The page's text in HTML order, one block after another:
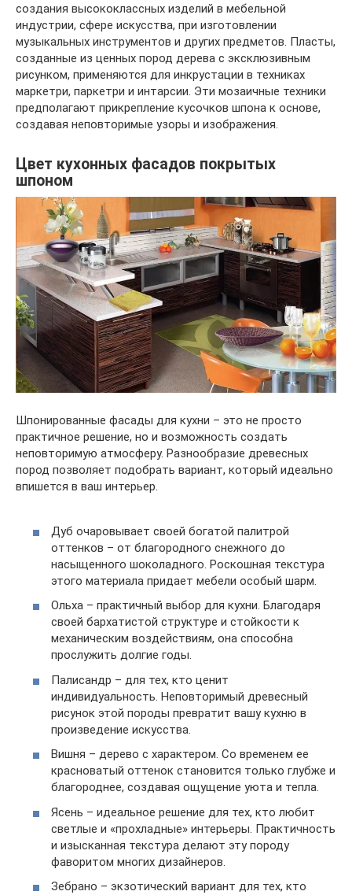
создания высококлассных изделий в мебельной
индустрии, сфере искусства, при изготовлении
музыкальных инструментов и других предметов. Пласты,
созданные из ценных пород дерева с эксклюзивным
рисунком, применяются для инкрустации в техниках
маркетри, паркетри и интарсии. Эти мозаичные техники
предполагают прикрепление кусочков шпона к основе,
создавая неповторимые узоры и изображения.
Цвет кухонных фасадов покрытых
шпоном
Шпонированные фасады для кухни – это не просто
практичное решение, но и возможность создать
неповторимую атмосферу. Разнообразие древесных
пород позволяет подобрать вариант, который идеально
впишется в ваш интерьер.
Дуб очаровывает своей богатой палитрой
оттенков – от благородного снежного до
насыщенного шоколадного. Роскошная текстура
этого материала придает мебели особый шарм.
Ольха – практичный выбор для кухни. Благодаря
своей бархатистой структуре и стойкости к
механическим воздействиям, она способна
прослужить долгие годы.
Палисандр – для тех, кто ценит
индивидуальность. Неповторимый древесный
рисунок этой породы превратит вашу кухню в
произведение искусства.
Вишня – дерево с характером. Со временем ее
красноватый оттенок становится только глубже и
благороднее, создавая ощущение уюта и тепла.
Ясень – идеальное решение для тех, кто любит
светлые и «прохладные» интерьеры. Практичность
и изысканная текстура делают эту породу
фаворитом многих дизайнеров.
Зебрано – экзотический вариант для тех, кто